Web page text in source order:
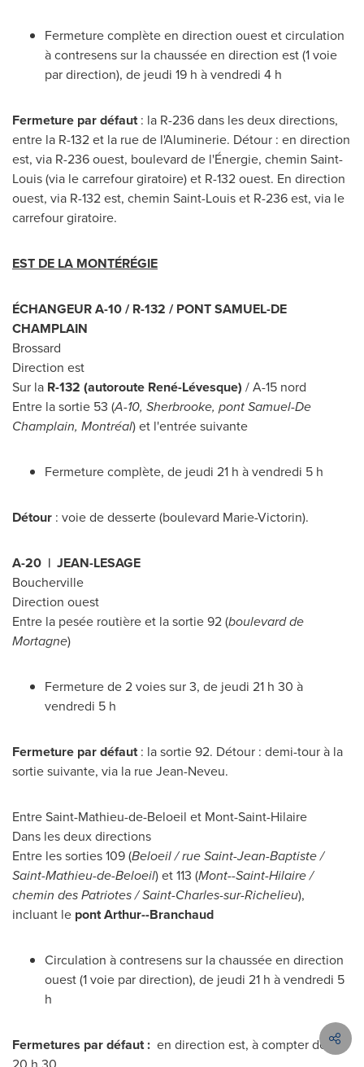
Fermeture complète en direction ouest et circulation
à contresens sur la chaussée en direction est (1 voie
par direction), de jeudi 19 h à vendredi 4 h
Fermeture par défaut: la R-236 dans les deux directions,
entre la R-132 et la rue de l'Aluminerie. Détour : en direction
est, via R-236 ouest, boulevard de l'Énergie, chemin Saint-
Louis(via le carrefour giratoire) et R-132 ouest. En direction
ouest, via R-132 est, chemin Saint-Louiset R-236 est, via le
carrefour giratoire.
EST DE LA MONTÉRÉGIE
ÉCHANGEUR A-10 / R-132 / PONT SAMUEL-DE
CHAMPLAIN
Brossard
Direction est
Sur la R-132 (autoroute René-Lévesque) / A-15 nord
Entre la sortie 53 (A-10, Sherbrooke, pontSamuel-De
Champlain, Montréal) et l'entrée suivante
Fermeture complète, de jeudi 21 h à vendredi 5 h
Détour : voie de desserte (boulevard Marie-Victorin).
A-20 | JEAN-LESAGE
Boucherville
Direction ouest
Entre la pesée routière et la sortie 92 (boulevard de
Mortagne)
Fermeture de 2 voies sur 3, de jeudi 21 h 30 à
vendredi 5 h
Fermeture par défaut: la sortie 92. Détour : demi-tour à la
sortie suivante, via la rue Jean-Neveu.
Entre Saint-Mathieu-de-Beloeil et Mont-Saint-Hilaire
Dans les deux directions
Entre les sorties 109 (Beloeil/ rueSaint-Jean-Baptiste/
Saint-Mathieu-de-Beloeil) et 113 (Mont--Saint-Hilaire/
chemin des Patriotes /Saint-Charles-sur-Richelieu),
incluant le pont Arthur--Branchaud
Circulation à contresens sur la chaussée en direction
ouest (1 voie par direction), de jeudi 21 h à vendredi 5
h
Fermetures par défaut : en direction est, à compter de